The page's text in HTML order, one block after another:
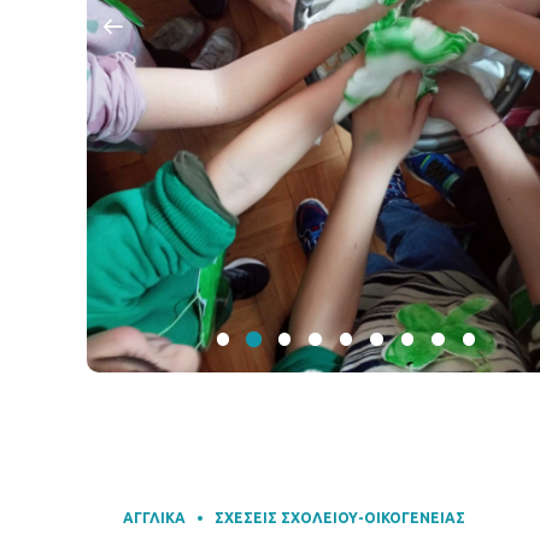
ΑΓΓΛΙΚΆ ΣΧΈΣΕΙΣ ΣΧΟΛΕΊΟΥ-ΟΙΚΟΓΈΝΕΙΑΣ
“PETER AND THE
Learning English in
different ways!